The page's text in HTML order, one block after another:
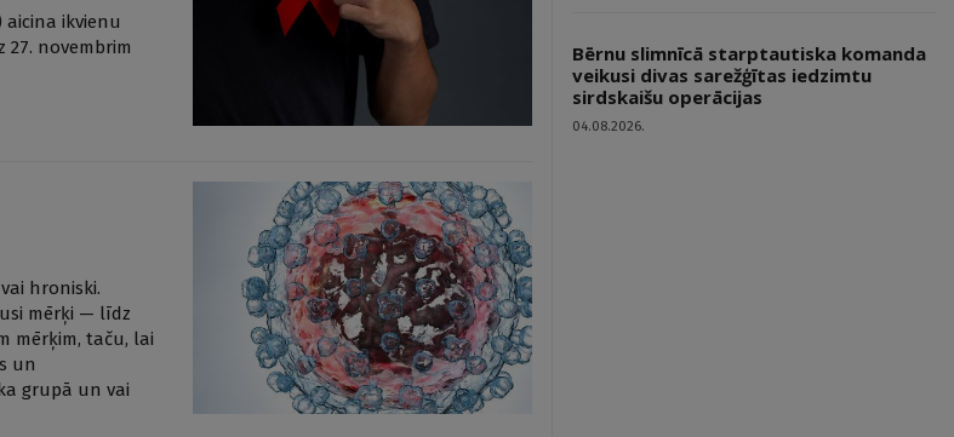
ikvienu
27. novembrim
hroniski.
mērķi — līdz
mērķim, taču, lai
un
grupā un vai
Bērnu slimnīcā starptautiska komanda
veikusi divas sarežģītas iedzimtu
sirdskaišu operācijas
04.08.2026.